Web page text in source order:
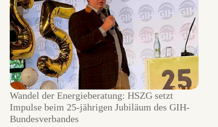
Wandel der Energieberatung: HSZG setzt
Impulse beim 25-jährigen Jubiläum des GIH-
Bundesverbandes